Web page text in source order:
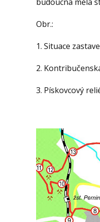
Obr.:
1. Situace
2.
3. Pískovcový